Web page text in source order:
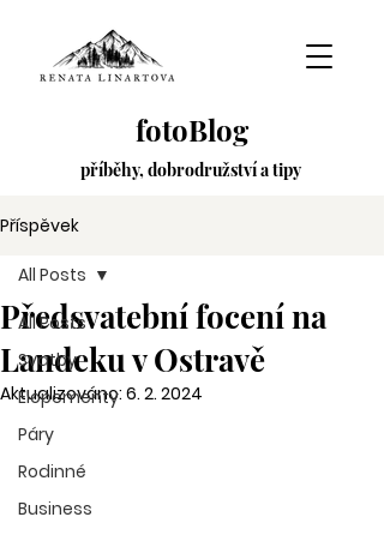
fotoBlog
příběhy,dobrodružstvía tipy
Příspěvek
All Posts
Svatby
Elopementy
Páry
Rodinné
Business
All Posts
Předsvatební focení na
Landeku v Ostravě
Aktualizováno: 6. 2. 2024